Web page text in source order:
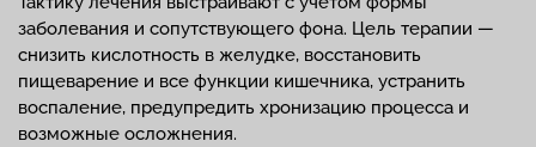
заболевания и сопутствующего фона. Цель терапии —
снизить кислотность в желудке, восстановить
пищеварение и все функции кишечника, устранить
воспаление, предупредить хронизацию процесса и
возможные осложнения.